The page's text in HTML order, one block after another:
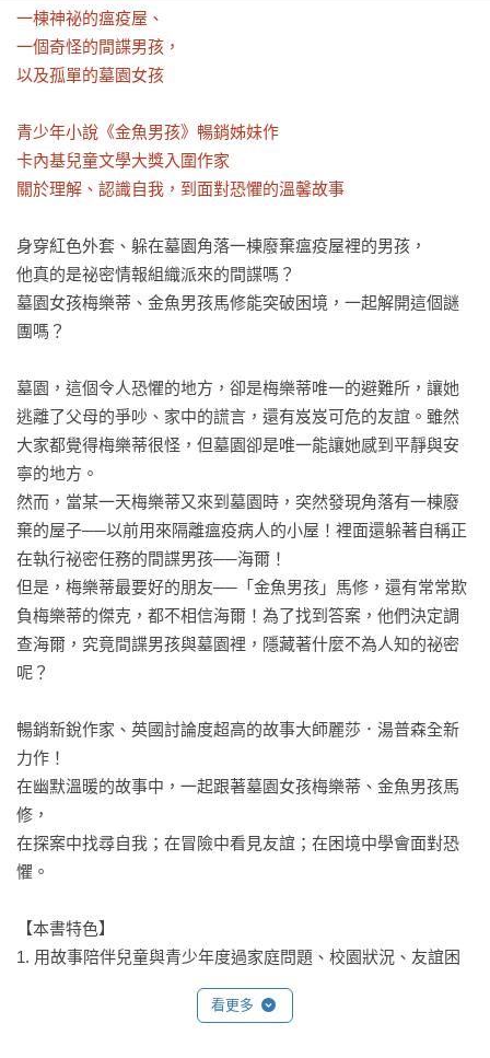
一棟神祕的瘟疫屋、
一個奇怪的間諜男孩，
以及孤單的墓園女孩
青少年小說《金魚男孩》暢銷姊妹作
卡內基兒童文學大獎入圍作家
關於理解、認識自我，到面對恐懼的溫馨故事
身穿紅色外套、躲在墓園角落一棟廢棄瘟疫屋裡的男孩，
他真的是祕密情報組織派來的間諜嗎？
墓園女孩梅樂蒂、金魚男孩馬修能突破困境，一起解開這個謎
團嗎？
墓園，這個令人恐懼的地方，卻是梅樂蒂唯一的避難所，讓她
逃離了父母的爭吵、家中的謊言，還有岌岌可危的友誼。雖然
大家都覺得梅樂蒂很怪，但墓園卻是唯一能讓她感到平靜與安
寧的地方。
然而，當某一天梅樂蒂又來到墓園時，突然發現角落有一棟廢
棄的屋子──以前用來隔離瘟疫病人的小屋！裡面還躲著自稱正
在執行祕密任務的間諜男孩──海爾！
但是，梅樂蒂最要好的朋友──「金魚男孩」馬修，還有常常欺
負梅樂蒂的傑克，都不相信海爾！為了找到答案，他們決定調
查海爾，究竟間諜男孩與墓園裡，隱藏著什麼不為人知的祕密
呢？
暢銷新銳作家、英國討論度超高的故事大師麗莎．湯普森全新
力作！
在幽默溫暖的故事中，一起跟著墓園女孩梅樂蒂、金魚男孩馬
修，
在探案中找尋自我；在冒險中看見友誼；在困境中學會面對恐
懼。
【本書特色】
1. 用故事陪伴兒童與青少年度過家庭問題、校園狀況、友誼困
本書從小主角梅樂蒂的角度，訴說兒童與青少年在面臨家庭失
看更多